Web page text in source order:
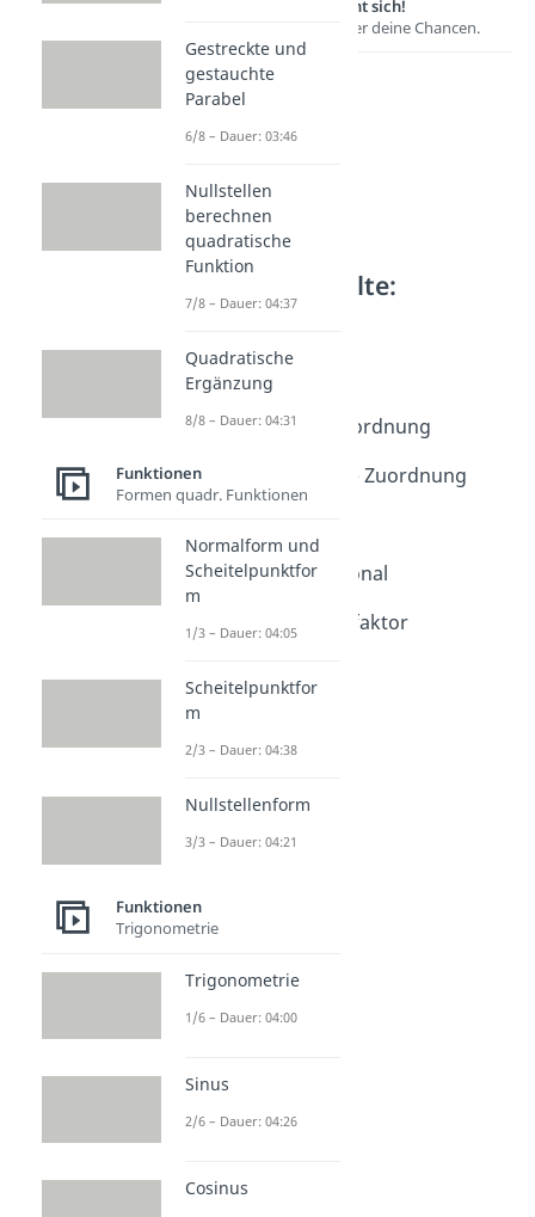
Lernen lohnt sich!
Entdecke hier deine Chancen.
Weitere Inhalte:
Funktionen
Zuordnungen
Zuordnungen
Proportionale Zuordnung
Antiproportionale Zuordnung
Dauer: 04:50
Dauer: 05:12
indirekt proportional
Dauer: 03:31
Proportionalitätsfaktor
Gestreckte und
gestauchte
Parabel
6/8 – Dauer: 03:46
Nullstellen
berechnen
quadratische
Funktion
7/8 – Dauer: 04:37
Quadratische
Ergänzung
8/8 – Dauer: 04:31
Funktionen
Formen quadr. Funktionen
Normalform und
Scheitelpunktfor
m
1/3 – Dauer: 04:05
Scheitelpunktfor
m
2/3 – Dauer: 04:38
Nullstellenform
3/3 – Dauer: 04:21
Funktionen
Trigonometrie
Trigonometrie
1/6 – Dauer: 04:00
Sinus
2/6 – Dauer: 04:26
Cosinus